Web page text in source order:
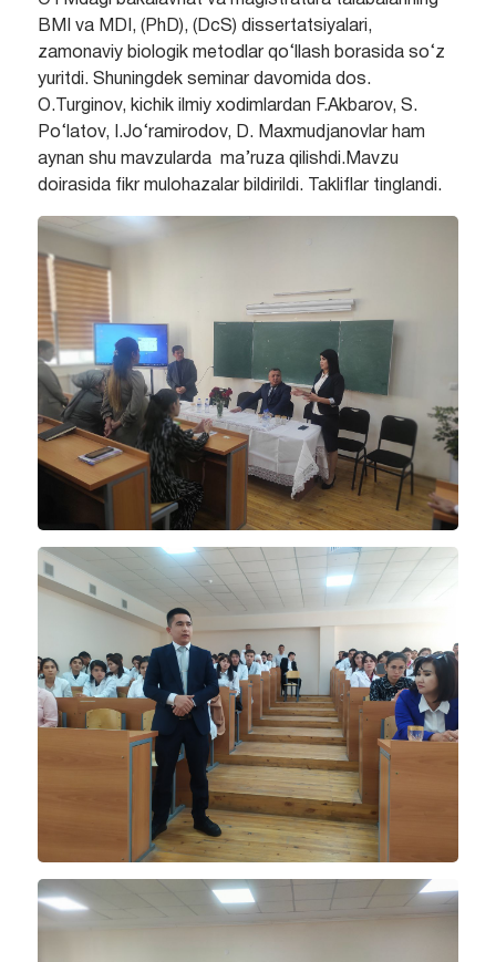
BMI va MDI, (PhD), (DcS) dissertatsiyalari,
zamonaviy biologik metodlar qo‘llash borasida so‘z
yuritdi. Shuningdek seminar davomida dos.
O.Turginov, kichik ilmiy xodimlardan F.Akbarov, S.
Po‘latov, I.Jo‘ramirodov, D. Maxmudjanovlar ham
aynan shu mavzularda ma’ruza qilishdi.Mavzu
doirasida fikr mulohazalar bildirildi. Takliflar tinglandi.